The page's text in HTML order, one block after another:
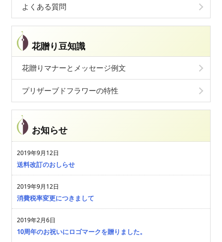
よくある質問
花贈り豆知識
花贈りマナーとメッセージ例文
プリザーブドフラワーの特性
お知らせ
2019年9月12日
送料改訂のおしらせ
2019年9月12日
消費税率変更につきまして
2019年2月6日
10周年のお祝いにロゴマークを贈りました。